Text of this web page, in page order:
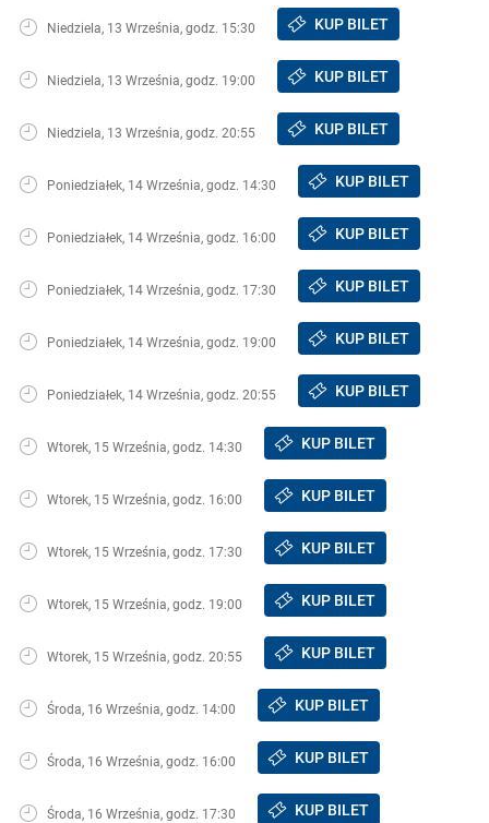
Niedziela, 13 Września, godz. 15:30 KUP BILET
Niedziela, 13 Września, godz. 19:00 KUP BILET
Niedziela, 13 Września, godz. 20:55 KUP BILET
Poniedziałek, 14 Września, godz. 14:30 KUP BILET
Poniedziałek, 14 Września, godz. 16:00 KUP BILET
Poniedziałek, 14 Września, godz. 17:30 KUP BILET
Poniedziałek, 14 Września, godz. 19:00 KUP BILET
Poniedziałek, 14 Września, godz. 20:55 KUP BILET
Wtorek, 15 Września, godz. 14:30 KUP BILET
Wtorek, 15 Września, godz. 16:00 KUP BILET
Wtorek, 15 Września, godz. 17:30 KUP BILET
Wtorek, 15 Września, godz. 19:00 KUP BILET
Wtorek, 15 Września, godz. 20:55 KUP BILET
Środa, 16 Września, godz. 14:00 KUP BILET
Środa, 16 Września, godz. 16:00 KUP BILET
Środa, 16 Września, godz. 17:30 KUP BILET